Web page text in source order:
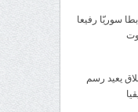
سوريّا رفيعا
يعيد رسم